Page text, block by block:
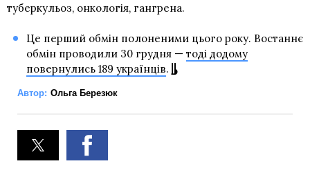
туберкульоз, онкологія, гангрена.
Це перший обмін полоненими цього року. Востаннє
обмін проводили 30 грудня — тоді додому
повернулись 189 українців.
Автор: Ольга Березюк